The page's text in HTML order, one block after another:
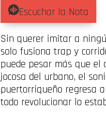
Escuchar la Nota
Sin querer imitar a
solo fusiona trap y
puede pesar más que
jocosa del urbano, el
puertorriqueño regresa
todo revolucionar lo